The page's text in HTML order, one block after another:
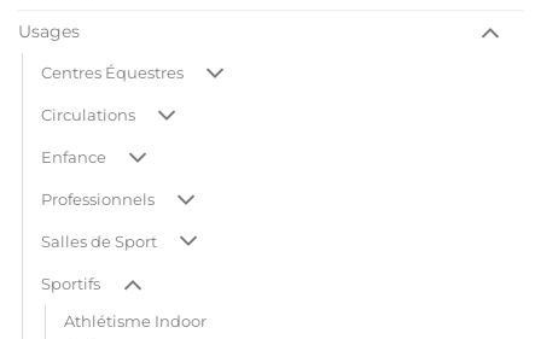
Usages
Centres Équestres
Circulations
Enfance
Professionnels
Salles de Sport
Sportifs
Athlétisme Indoor